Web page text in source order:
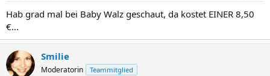
Hab grad mal bei Baby Walz geschaut, da kostet EINER 8,50
€...
Smilie
Moderatorin Teammitglied